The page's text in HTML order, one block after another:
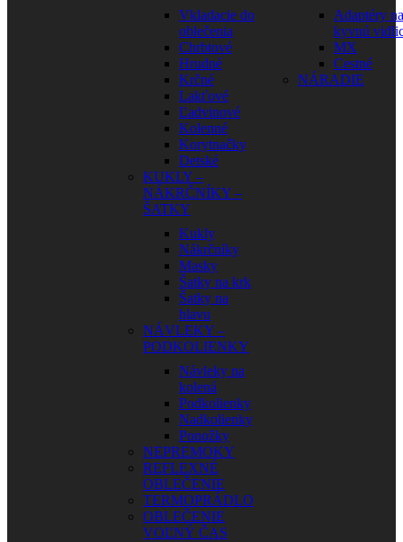
Vkladacie do
oblečenia
Chrbtové
Hrudné
Krčné
Lakťové
Ľadvinové
Kolenné
Korytnačky
Detské
KUKLY –
NÁKRČNÍKY –
ŠATKY
Kukly
Nákrčníky
Masky
Šatky na krk
Šatky na
hlavu
NÁVLEKY –
PODKOLIENKY
Návleky na
kolená
Podkolienky
Nadkolienky
Ponožky
NEPREMOKY
REFLEXNÉ
OBLEČENIE
TERMOPRÁDLO
OBLEČENIE
VOĽNÝ ČAS
Adaptéry na
kyvnú
MX
Cestné
NÁRADIE